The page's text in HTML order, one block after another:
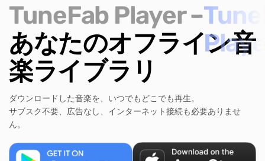
Apple Music 変換
Spotify 音楽変換
Amazon Music 変換
Youtube Music 変換
Line Music 変換
サポート
TuneFab Player –
あなたのオフライン音
楽ライブラリ
ダウンロードした音楽を、いつでもどこでも再生。
サブスク不要、広告なし、インターネット接続も必要ありませ
ん。